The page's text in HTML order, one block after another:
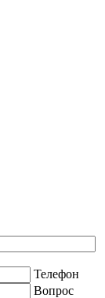
Телефон
Вопрос